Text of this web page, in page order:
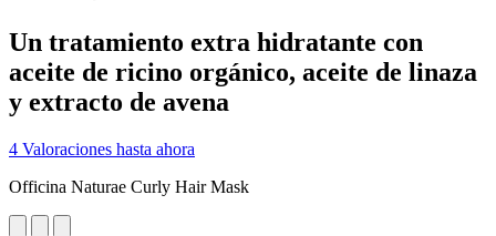
Un tratamiento extra hidratante con
aceite de ricino orgánico, aceite de linaza
y extracto de avena
4 Valoraciones hasta ahora
Officina Naturae Curly Hair Mask